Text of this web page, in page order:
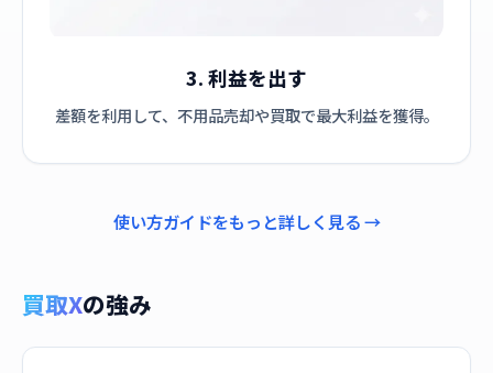
3. 利益を出す
差額を利用して、不用品売却や買取で最大利益を獲得。
使い方ガイドをもっと詳しく見る →
買取Xの強み